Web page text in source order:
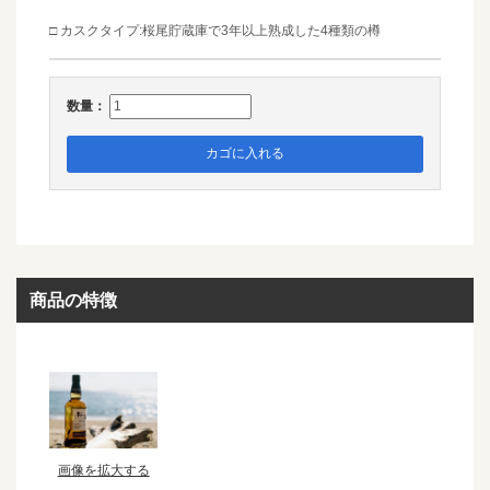
□ カスクタイプ:桜尾貯蔵庫で3年以上熟成した4種類の樽
数量：
カゴに入れる
商品の特徴
画像を拡大する